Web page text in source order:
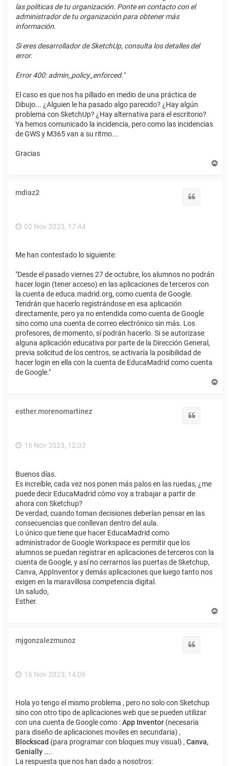
las políticas de tu organización. Ponte en contacto con el
administrador de tu organización para obtener más
información.
Si eres desarrollador de SketchUp, consulta los detalles del
error.
Error 400: admin_policy_enforced."
El caso es que nos ha pillado en medio de una práctica de
Dibujo... ¿Alguien le ha pasado algo parecido? ¿Hay algún
problema con SketchUp? ¿Hay alternativa para el escritorio?
Ya hemos comunicado la incidencia, pero como las incidencias
de GWS y M365 van a su ritmo...
Gracias
mdiaz2
02 Nov 2023, 17:44
Me han contestado lo siguiente:
"Desde el pasado viernes 27 de octubre, los alumnos no podrán
hacer login (tener acceso) en las aplicaciones de terceros con
la cuenta de educa.madrid.org, como cuenta de Google.
Tendrán que hacerlo registrándose en esa aplicación
directamente, pero ya no entendida como cuenta de Google
sino como una cuenta de correo electrónico sin más. Los
profesores, de momento, sí podrán hacerlo. Si se autorizase
alguna aplicación educativa por parte de la Dirección General,
previa solicitud de los centros, se activaría la posibilidad de
hacer login en ella con la cuenta de EducaMadrid como cuenta
de Google."
esther.morenomartinez
16 Nov 2023, 12:03
Buenos días.
Es increíble, cada vez nos ponen más palos en las ruedas, ¿me
puede decir EducaMadrid cómo voy a trabajar a partir de
ahora con Sketchup?
De verdad, cuando toman decisiones deberían pensar en las
consecuencias que conllevan dentro del aula.
Lo único que tiene que hacer EducaMadrid como
administrador de Google Workspace es permitir que los
alumnos se puedan registrar en aplicaciones de terceros con la
cuenta de Google, y así no cerrarnos las puertas de Sketchup,
Canva, AppInventor y demás aplicaciones que luego tanto nos
exigen en la maravillosa competencia digital.
Un saludo,
Esther.
mjgonzalezmunoz
16 Nov 2023, 14:06
Hola yo tengo el mismo problema , pero no solo con Sketchup
sino con otro tipo de aplicaciones web que se pueden utilizar
con una cuenta de Google como :App Inventor (necesaria
para diseño de aplicaciones moviles en secundaria) ,
Blockscad (para programar con bloques muy visual) , Canva,
Genially ....
La respuesta que nos han dado a nosotros: